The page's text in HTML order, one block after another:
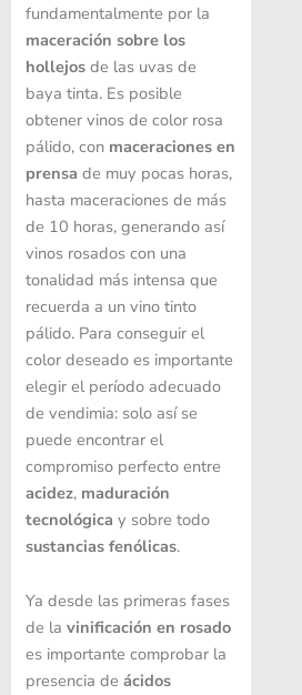
fundamentalmente por la
maceración sobre los
hollejosde las uvas de
baya tinta. Es posible
obtener vinos de color rosa
pálido, con maceraciones en
prensa de muy pocas horas,
hasta maceraciones de más
de 10 horas, generando así
vinos rosados ​​con una
tonalidad más intensa que
recuerda a un vino tinto
pálido. Para conseguir el
color deseado es importante
elegir el período adecuado
de vendimia: solo así se
puede encontrar el
compromiso perfecto entre
acidez, maduración
tecnológica y sobre todo
sustancias fenólicas.
Ya desde las primeras fases
de la vinificación en rosado
es importante comprobar la
presencia de ácidos